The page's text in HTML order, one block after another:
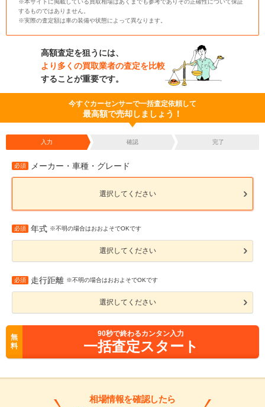
※本サイトに掲載している買取相場はあくまでも参考でありその正確性について保証
するものではありません。
※実際の査定額は車の装備や状態によって異なります。
高額査定を狙うには、
より多くの買取業者の査定を比較
することが重要です。
今すぐカーセンサーで一括査定依頼して
最高額で売却しましょう！
入力 確認 完了
必須 メーカー・車種・グレード
選択してください
必須 年式 ※不明の場合はおおよそでOKです
選択してください
必須 走行距離 ※不明の場合はおおよそでOKです
選択してください
無
料
90秒で終わるカンタン入力
一括査定スタート
相場情報を確認したら